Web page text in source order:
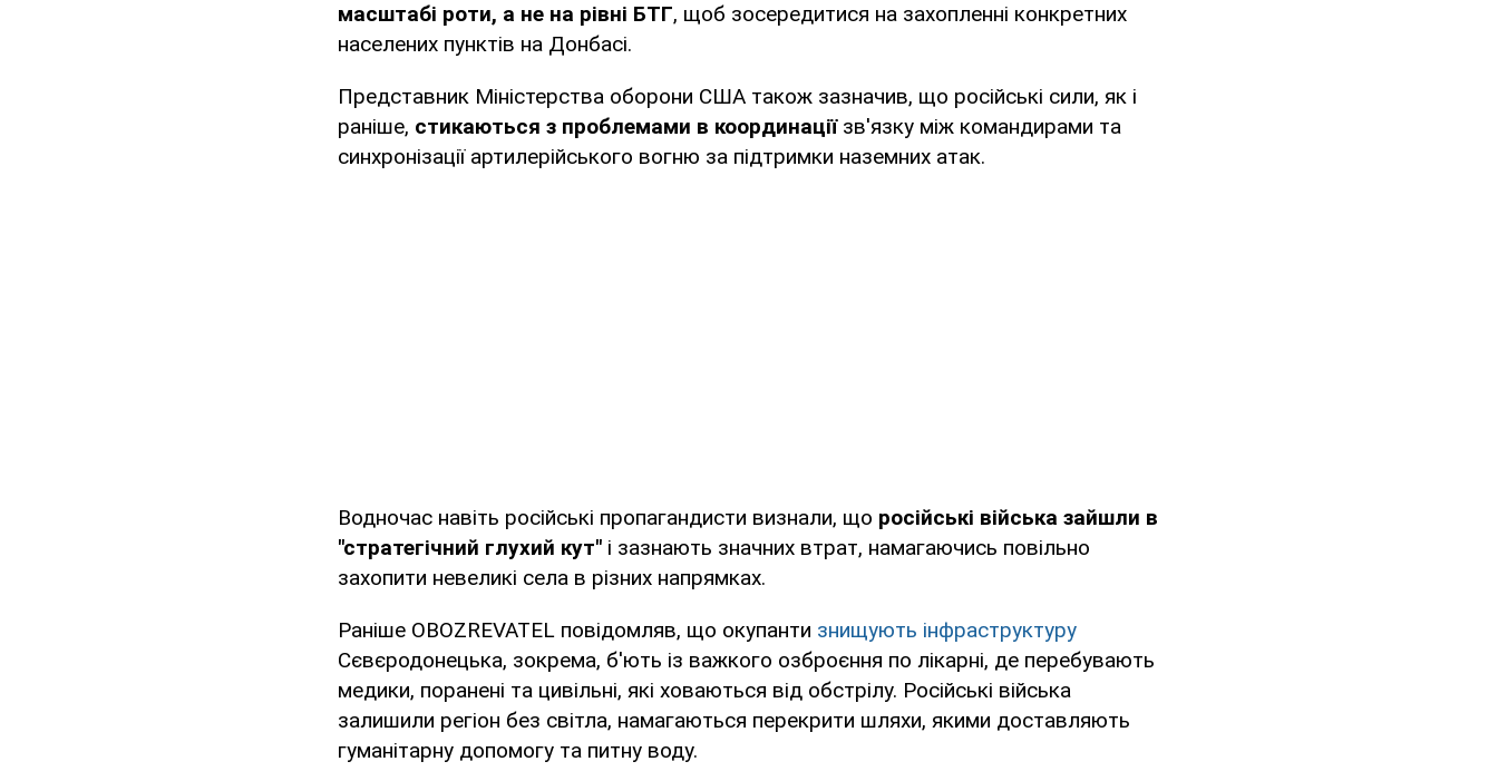
масштабі роти, а не на рівні БТГ, щоб зосередитися на захопленні конкретних
населених пунктів на Донбасі.
Представник Міністерства оборони США також зазначив, що російські сили, як і
раніше, стикаються з проблемами в координаціїзв'язку між командирами та
синхронізації артилерійського вогню за підтримки наземних атак.
Водночас навіть російські пропагандисти визнали, що російські війська зайшли в
"стратегічний глухий кут" і зазнають значних втрат, намагаючись повільно
захопити невеликі села в різних напрямках.
Раніше OBOZREVATEL повідомляв, що окупанти знищують інфраструктуру
Сєвєродонецька, зокрема, б'ють із важкого озброєння по лікарні, де перебувають
медики, поранені та цивільні, які ховаються від обстрілу. Російські війська
залишили регіон без світла, намагаються перекрити шляхи, якими доставляють
гуманітарну допомогу та питну воду.